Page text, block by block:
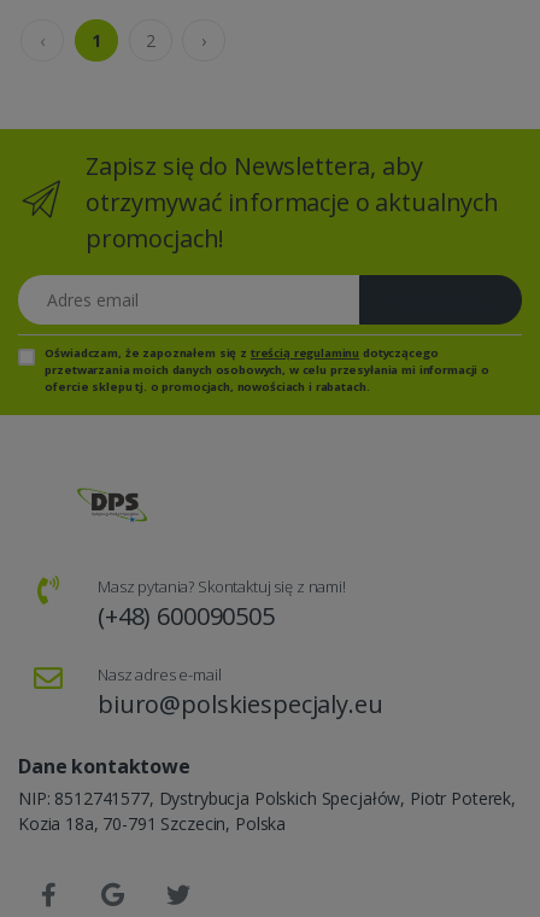
‹ 1 2 ›
Zapisz się do Newslettera, aby
otrzymywać informacje o aktualnych
promocjach!
Adres email
Oświadczam, że zapoznałem się z treścią regulaminu dotyczącego
przetwarzania moich danych osobowych, w celu przesyłania mi informacji o
ofercie sklepu tj. o promocjach, nowościach i rabatach.
Masz pytania? Skontaktuj się z nami!
(+48) 600090505
Nasz adres e-mail
biuro@polskiespecjaly.eu
Dane kontaktowe
NIP: 8512741577, Dystrybucja Polskich Specjałów, Piotr Poterek,
Kozia 18a, 70-791 Szczecin, Polska